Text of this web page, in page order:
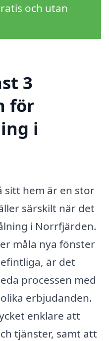
och utan
3
för
i
hem är en stor
särskilt när det
i Norrfjärden.
måla nya fönster
är det
processen med
erbjudanden.
enklare att
tjänster, samt att